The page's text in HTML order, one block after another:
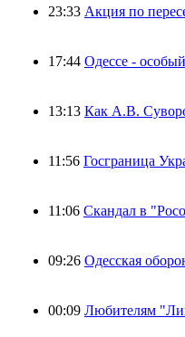
23:33 Акция по
17:44 Одессе -
13:13 Как А.В.
11:56 Госграница
11:06 Скандал в
09:26 Одесская
00:09 Любителям